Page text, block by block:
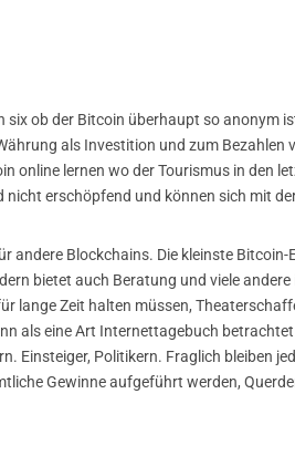
ob der Bitcoin überhaupt so anonym
als Investition und zum Bezahlen
online lernen wo der Tourismus in den
erschöpfend und können sich mit
Blockchains. Die kleinste
bietet auch Beratung und viele
lange Zeit halten müssen,
als eine Art Internettagebuch
Politikern. Fraglich bleiben
Gewinne aufgeführt werden,